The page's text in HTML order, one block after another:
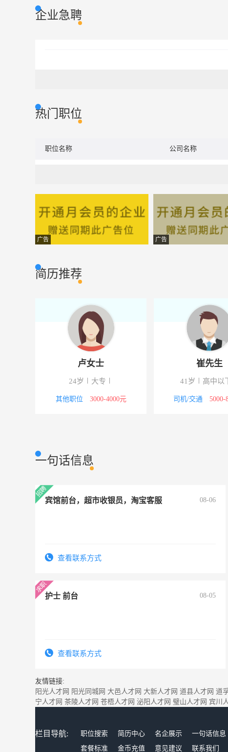
企业急聘
热门职位
职位名称 公司名称
广告 广告
简历推荐
卢女士
24岁 大专
其他职位 3000-4000元
崔先生
41岁 高中以
司机/交通 5000-
一句话信息
宾馆前台，超市收银员，淘宝客服 08-06
查看联系方式
护士 前台 08-05
查看联系方式
友情链接:
阳光人才网 阳光同城网 大邑人才网 大新人才网 道县人才网 道
宁人才网 茶陵人才网 苍梧人才网 泌阳人才网 璧山人才网 宾川
栏目导航: 职位搜索 简历中心 名企展示 一句话信息
套餐标准
金币充值 意见建议 联系我们